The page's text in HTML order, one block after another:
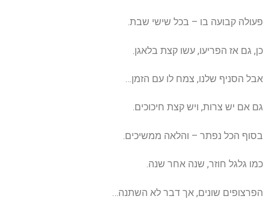
פעולה קבועה בו – בכל שישי שבת.
כן, גם אז הפריעו, עשו קצת בלאגן.
אבל הסניף שלנו, צמח לו עם הזמן…
גם אם יש צרות, ויש קצת חיכוכים.
בסוף הכל נפתר – והלאה ממשיכים.
כמו גלגל חוזר, שנה אחר שנה.
הפרצופים שונים, אך דבר לא השתנה…